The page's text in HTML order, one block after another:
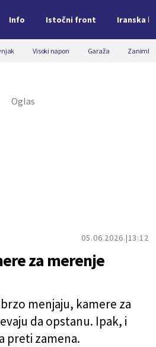
Info Istočni front Iranska
Visoki napon Garaža
05.06.2026. 13:12
za merenje
menjaju, kamere za
da opstanu. Ipak, i
preti zamena.